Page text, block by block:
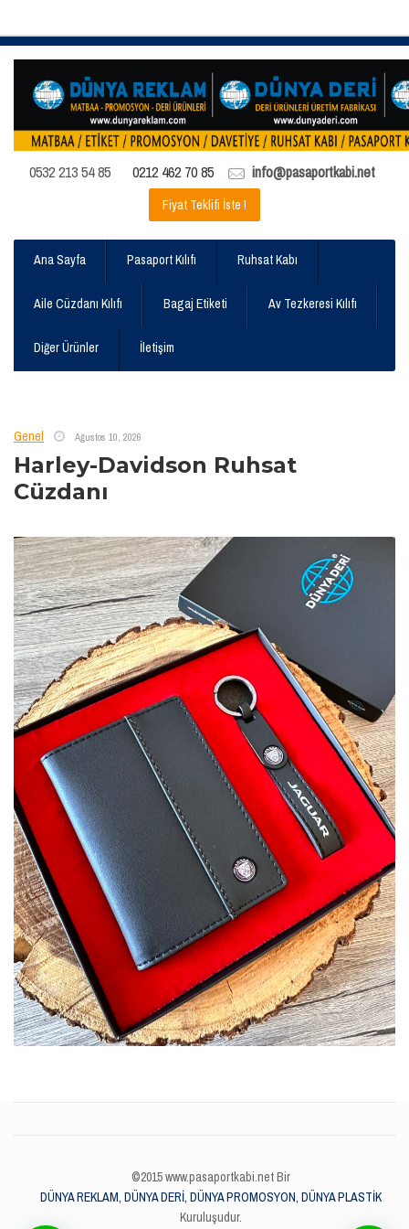
0532 213 54 85 0212 462 70 85 info@pasaportkabi.net
Fiyat Teklifi İste !
Ana Sayfa Pasaport Kılıfı Ruhsat Kabı
Aile Cüzdanı Kılıfı Bagaj Etiketi Av Tezkeresi Kılıfı
Diğer Ürünler İletişim
Genel Ağustos 10, 2026
Harley-Davidson Ruhsat
Cüzdanı
©2015 www.pasaportkabi.net Bir
DÜNYA REKLAM, DÜNYA DERİ, DÜNYA PROMOSYON, DÜNYA PLASTİK
Kuruluşudur.